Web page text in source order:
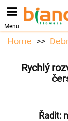
Menu
Home
Rychlý
Řadit: